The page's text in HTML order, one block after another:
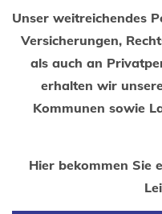
Unser weitreichendes
Versicherungen,
als auch an
erhalten wir
Kommunen sowie
Hier bekommen Sie